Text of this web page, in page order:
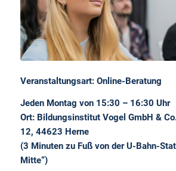
Veranstaltungsart: Online-Beratung
Jeden Montag von 15:30 – 16:30 Uhr
Ort: Bildungsinstitut Vogel GmbH &
12, 44623 Herne
(3 Minuten zu Fuß von der U-Bahn-
Mitte“)